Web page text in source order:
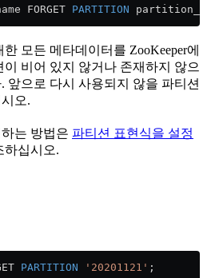
FORGET PARTITION
모든 메타데이터를 ZooKeeper에
비어 있지 않거나 존재하지 않으
앞으로 다시 사용되지 않을 파티션
오.
는 방법은 파티션 표현식을 설정
하십시오.
PARTITION '20201121' ;